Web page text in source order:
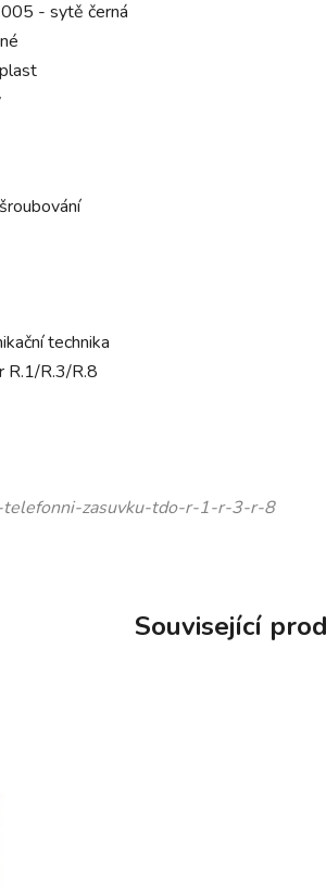
- sytě černá
technika
R.1/R.3/R.8
zasuvku-tdo-r-1-r-3-r-8
Související